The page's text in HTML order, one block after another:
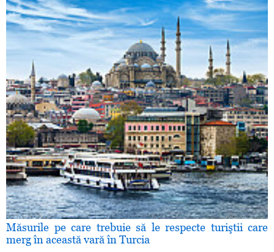
Măsurile pe care trebuie să le respecte turiştii care
merg în această vară în Turcia